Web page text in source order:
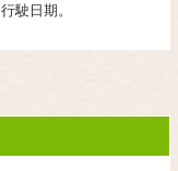
駛日期。